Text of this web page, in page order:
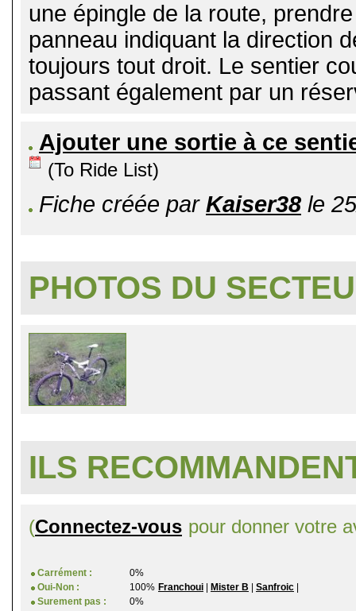
une épingle de la route,
panneau indiquant la direction
toujours tout droit. Le sentier
passant également par un
Ajouter une sortie à ce
(To Ride List)
Fiche créée par Kaiser38 le
PHOTOS DU
ILS
(Connectez-vous pour donner votre
Carrément :
0%
Oui-Non :
100% Franchoui Mister B Sanfroic
Surement pas :
0%